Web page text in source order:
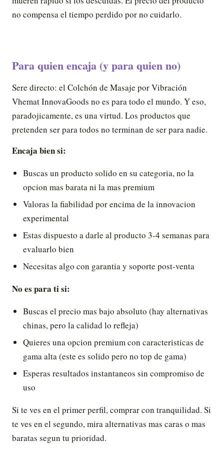
no compensa el tiempo perdido por no cuidarlo.
Para quien encaja (y para quien no)
Sere directo: el Colchón de Masaje por Vibración
Vhemat InnovaGoods no es para todo el mundo. Y eso,
paradojicamente, es una virtud. Los productos que
pretenden ser para todos no terminan de ser para nadie.
Encaja bien si:
Buscas un producto solido en su categoria, no la
opcion mas barata ni la mas premium
Valoras la fiabilidad por encima de la innovacion
experimental
Estas dispuesto a darle al producto 3-4 semanas para
evaluarlo bien
Necesitas algo con garantia y soporte post-venta
No es para ti si:
Buscas el precio mas bajo absoluto (hay alternativas
chinas, pero la calidad lo refleja)
Quieres una opcion premium con caracteristicas de
gama alta (este es solido pero no top de gama)
Esperas resultados instantaneos sin compromiso de
uso
Si te ves en el primer perfil, comprar con tranquilidad. Si
te ves en el segundo, mira alternativas mas caras o mas
baratas segun tu prioridad.